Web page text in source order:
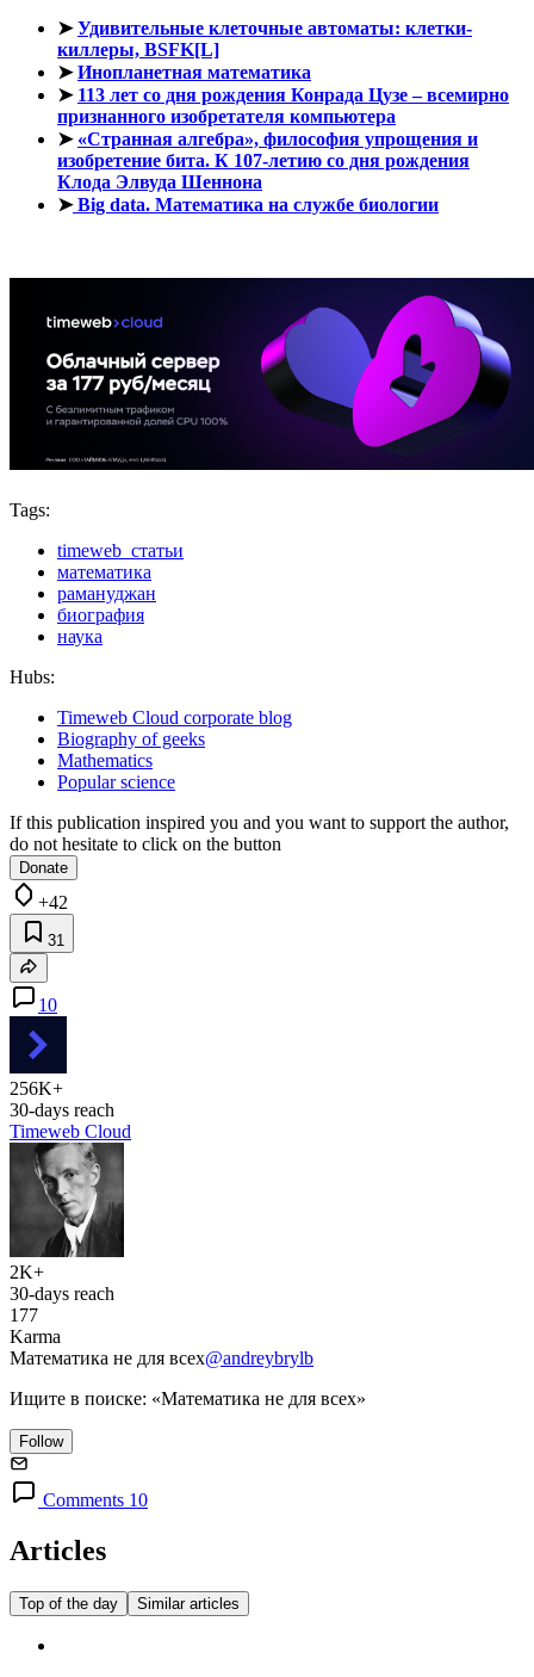
➤Удивительные клеточные автоматы: клетки-
киллеры, BSFK[L]
➤Инопланетная математика
➤ 113 лет со дня рождения Конрада Цузе – всемирно
признанного изобретателя компьютера
➤ «Странная алгебра», философия упрощения и
изобретение бита. К 107-летию со дня рождения
Клода Элвуда Шеннона
➤Big data. Математика на службе биологии
Tags:
timeweb_статьи
математика
рамануджан
биография
наука
Hubs:
Timeweb Cloud corporate blog
Biography of geeks
Mathematics
Popular science
If this publication inspired you and you want to support the author,
do not hesitate to click on the button
Donate
+42
31
10
256K+
30-days reach
Timeweb Cloud
2K+
30-days reach
177
Karma
Математика не для всех@andreybrylb
Ищите в поиске: «Математика не для всех»
Follow
Comments 10
Articles
Top of the day Similar articles